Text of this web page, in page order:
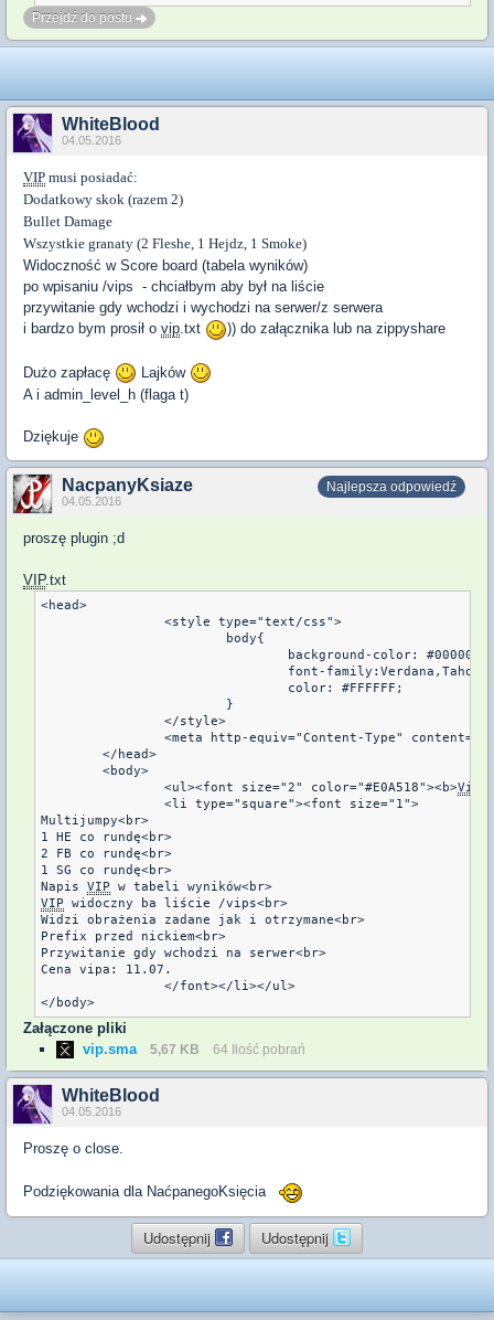
Przejdź do postu
WhiteBlood
04.05.2016
VIP musi posiadać:
Dodatkowy skok (razem 2)
Bullet Damage
Wszystkie granaty (2 Fleshe, 1 Hejdz, 1 Smoke)
Widoczność w Score board (tabela wyników)
po wpisaniu /vips - chciałbym aby był na liście
przywitanie gdy wchodzi i wychodzi na serwer/z serwera
i bardzo bym prosił o vip.txt )) do załącznika lub na zippyshare
Dużo zapłacę
Lajków
A i admin_level_h (flaga t)
Dziękuje
Najlepsza odpowiedź
NacpanyKsiaze
04.05.2016
proszę plugin ;d
VIP.txt
<head>
<meta http-equiv="Content-Type"
		<ul><font size="2" color="#E0A518"><b>
Vip
Multijumpy<br>
1 HE co rundę<br>
2 FB co rundę<br>
1 SG co rundę<br>
Napis VIP
VIP widoczny ba liście /vips<br>
Widzi obrażenia zadane jak i otrzymane<br>
Prefix przed nickiem<br>
Przywitanie gdy wchodzi na serwer<br>
Cena vipa: 11.07.
</body>
Załączone pliki
vip.sma
5,67 KB 64 Ilość pobrań
WhiteBlood
04.05.2016
Proszę o close.
Podziękowania dla NaćpanegoKsięcia
Udostępnij Udostępnij